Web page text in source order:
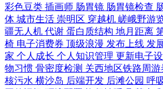
彩色豆类 插画师 肠胃镜 肠胃镜检查
体 城市生活 崇明区 穿越机 嵯峨野游
疆无人机 代谢 蛋白质结构 地月距离
椅 电子消费券 顶级浪漫 发布上线 发
家 个人成长 个人知识管理 更新电子
物习惯 骨密度检测 关西地区铁路周游
核污水 横沙岛 后端开发 后滩公园 呼